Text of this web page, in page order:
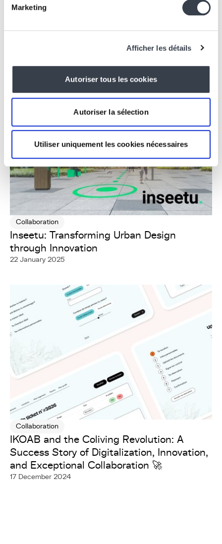
Marketing
Afficher les détails
Autoriser tous les cookies
Autoriser la sélection
Utiliser uniquement les cookies nécessaires
Collaboration
ecosystem to tell the story of Europe’s
Collaboration
Inseetu: Transforming Urban Design
through Innovation
22 January 2025
Collaboration
IKOAB and the Coliving Revolution: A
Success Story of Digitalization, Innovation,
and Exceptional Collaboration 🚀
17 December 2024